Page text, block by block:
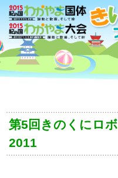
第5回きのくにロ
2011